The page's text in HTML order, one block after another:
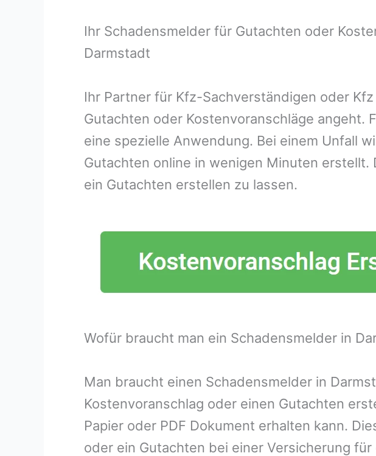
Ihr Schadensmelder für Gutachten oder
Darmstadt
Ihr Partner für Kfz-Sachverständigen oder
Gutachten oder Kostenvoranschläge angeht.
eine spezielle Anwendung. Bei einem Unfall
Gutachten online in wenigen Minuten erstellt.
ein Gutachten erstellen zu lassen.
Wofür braucht man ein Schadensmelder in
Man braucht einen Schadensmelder in
Kostenvoranschlag oder einen Gutachten
Papier oder PDF Dokument erhalten kann.
oder ein Gutachten bei einer Versicherung